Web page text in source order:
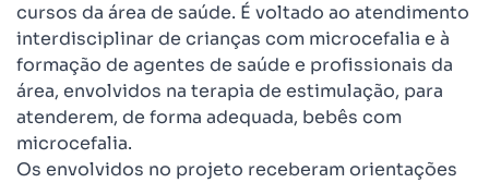
cursos da área de saúde. É voltado ao atendimento
interdisciplinar de crianças com microcefalia e à
formação de agentes de saúde e profissionais da
área, envolvidos na terapia de estimulação, para
atenderem, de forma adequada, bebês com
microcefalia.
Os envolvidos no projeto receberam orientações